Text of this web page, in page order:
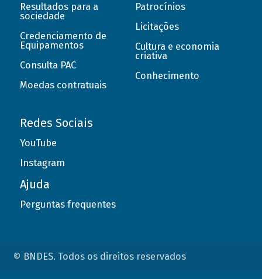
Resultados para a
sociedade
Credenciamento de
Equipamentos
Consulta PAC
Moedas contratuais
Patrocínios
Licitações
Cultura e economia
criativa
Conhecimento
Redes Sociais
YouTube
Instagram
Ajuda
Perguntas frequentes
© BNDES. Todos os direitos reservados